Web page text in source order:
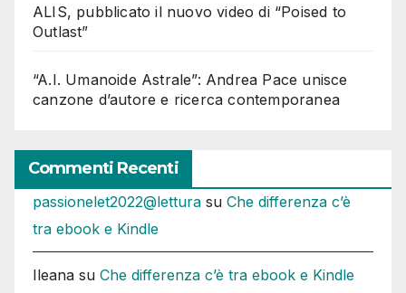
ALIS, pubblicato il nuovo video di “Poised to
Outlast”
“A.I. Umanoide Astrale”: Andrea Pace unisce
canzone d’autore e ricerca contemporanea
Commenti Recenti
passionelet2022@lettura su Che differenza c’è
tra ebook e Kindle
Ileana su Che differenza c’è tra ebook e Kindle